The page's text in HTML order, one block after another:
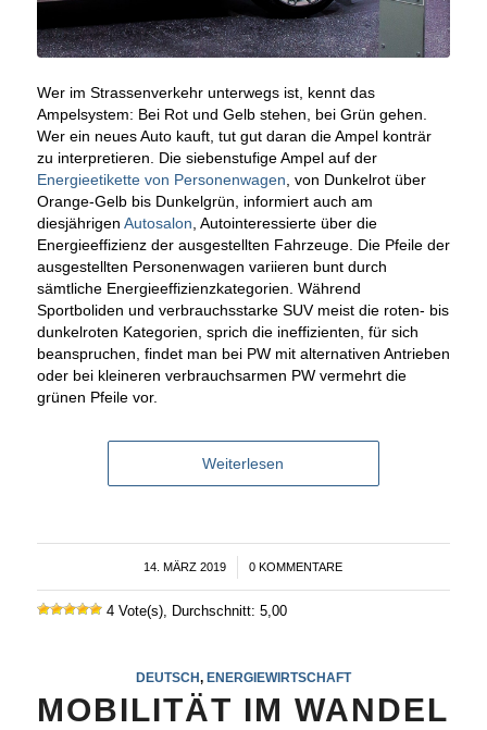
Wer im Strassenverkehr unterwegs ist, kennt das
Ampelsystem: Bei Rot und Gelb stehen, bei Grün gehen.
Wer ein neues Auto kauft, tut gut daran die Ampel konträr
zu interpretieren. Die siebenstufige Ampel auf der
Energieetikette von Personenwagen , von Dunkelrot über
Orange-Gelb bis Dunkelgrün, informiert auch am
diesjährigen Autosalon , Autointeressierte über die
Energieeffizienz der ausgestellten Fahrzeuge. Die Pfeile der
ausgestellten Personenwagen variieren bunt durch
sämtliche Energieeffizienzkategorien. Während
Sportboliden und verbrauchsstarke SUV meist die roten- bis
dunkelroten Kategorien, sprich die ineffizienten, für sich
beanspruchen, findet man bei PW mit alternativen Antrieben
oder bei kleineren verbrauchsarmen PW vermehrt die
grünen Pfeile vor.
Weiterlesen
14. MÄRZ 2019
/ 0 KOMMENTARE
4 Vote(s), Durchschnitt: 5,00
DEUTSCH, ENERGIEWIRTSCHAFT
MOBILITÄT IM WANDEL